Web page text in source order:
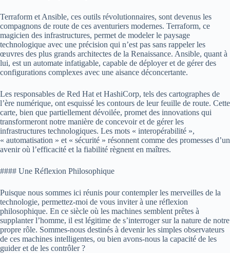
Terraform et Ansible, ces outils révolutionnaires, sont devenus les
compagnons de route de ces aventuriers modernes. Terraform, ce
magicien des infrastructures, permet de modeler le paysage
technologique avec une précision qui n’est pas sans rappeler les
œuvres des plus grands architectes de la Renaissance. Ansible, quant à
lui, est un automate infatigable, capable de déployer et de gérer des
configurations complexes avec une aisance déconcertante.
Les responsables de Red Hat et HashiCorp, tels des cartographes de
l’ère numérique, ont esquissé les contours de leur feuille de route. Cette
carte, bien que partiellement dévoilée, promet des innovations qui
transformeront notre manière de concevoir et de gérer les
infrastructures technologiques. Les mots « interopérabilité »,
« automatisation » et « sécurité » résonnent comme des promesses d’un
avenir où l’efficacité et la fiabilité règnent en maîtres.
#### Une Réflexion Philosophique
Puisque nous sommes ici réunis pour contempler les merveilles de la
technologie, permettez-moi de vous inviter à une réflexion
philosophique. En ce siècle où les machines semblent prêtes à
supplanter l’homme, il est légitime de s’interroger sur la nature de notre
propre rôle. Sommes-nous destinés à devenir les simples observateurs
de ces machines intelligentes, ou bien avons-nous la capacité de les
guider et de les contrôler ?